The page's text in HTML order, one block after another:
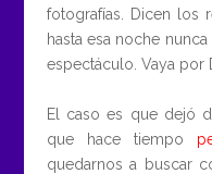
fotografías. Dicen los
hasta esa noche
espectáculo. Vaya por
El caso es que dejó
que hace tiempo
quedarnos a buscar